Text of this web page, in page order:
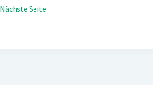
Nächste Seite